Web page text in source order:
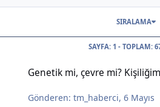
SAYFA: 1 - TOPLAM:
SIRALAMA
Genetik mi, çevre mi?
Gönderen:tm_haberci,6 Mayıs